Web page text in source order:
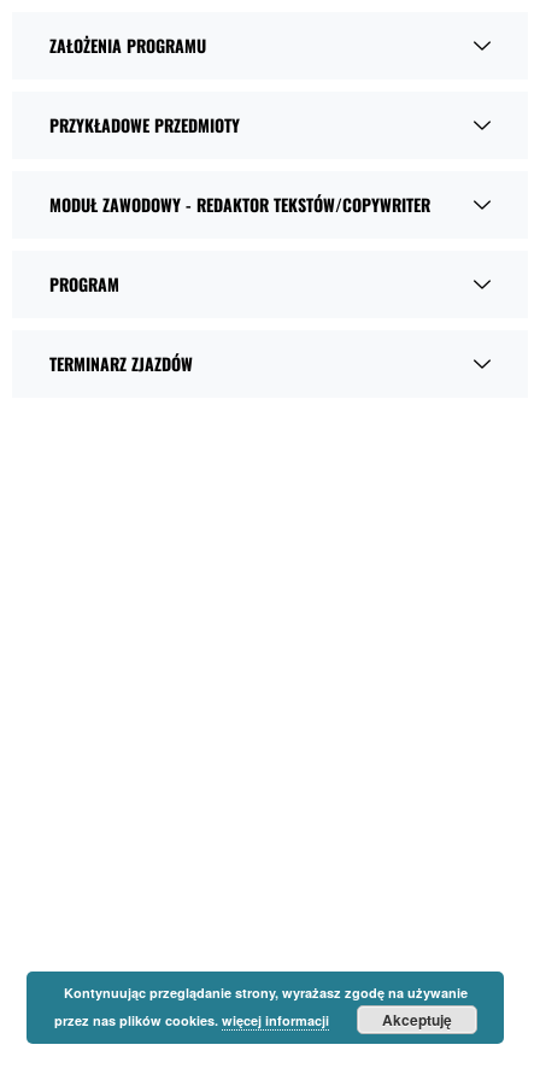
ZAŁOŻENIA PROGRAMU
PRZYKŁADOWE PRZEDMIOTY
MODUŁ ZAWODOWY - REDAKTOR TEKSTÓW/COPYWRITER
PROGRAM
TERMINARZ ZJAZDÓW
Kontynuując przeglądanie strony, wyrażasz zgodę na używanie
przez nas plików cookies. więcej informacji Akceptuję